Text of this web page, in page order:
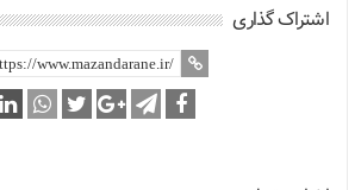
اشتراک گذاری